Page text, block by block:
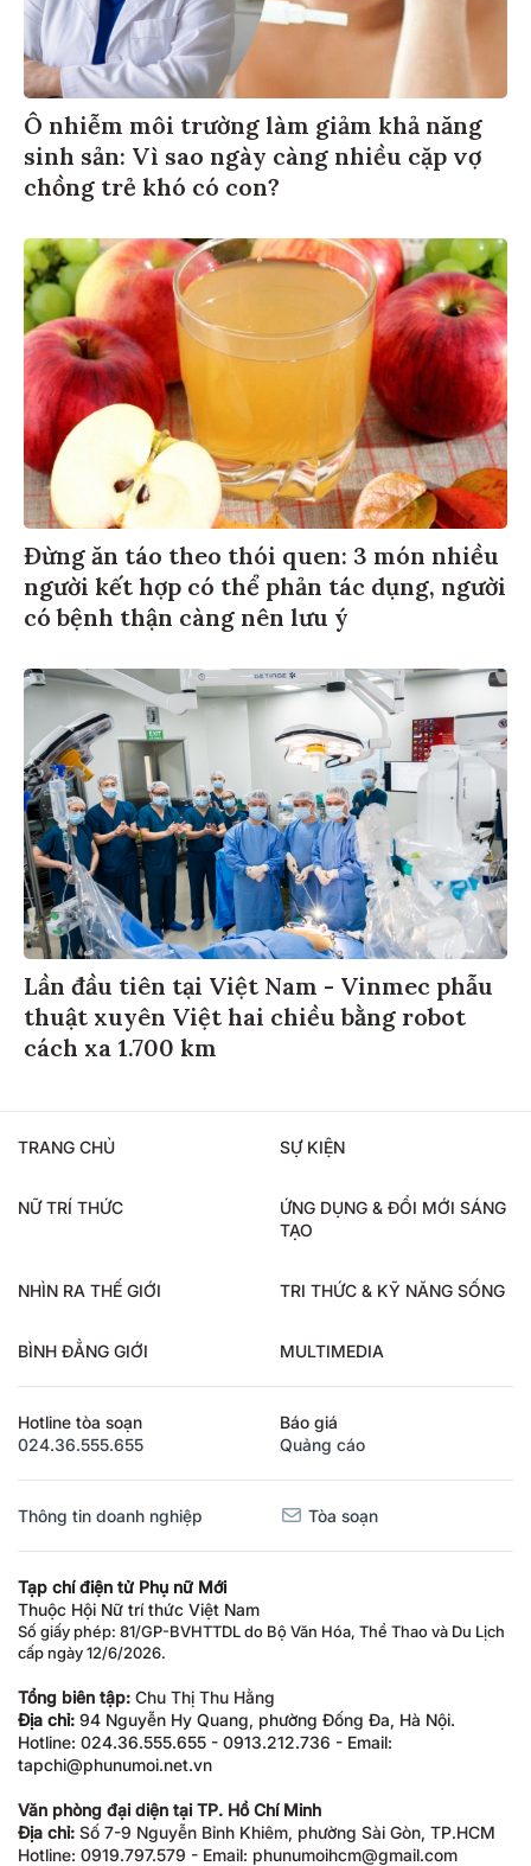
Ô nhiễm môi trường làm giảm khả năng
sinh sản: Vì sao ngày càng nhiều cặp vợ
chồng trẻ khó có con?
Đừng ăn táo theo thói quen: 3 món nhiều
người kết hợp có thể phản tác dụng, người
có bệnh thận càng nên lưu ý
Lần đầu tiên tại Việt Nam - Vinmec phẫu
thuật xuyên Việt hai chiều bằng robot
cách xa 1.700 km
TRANG CHỦ SỰ KIỆN
NỮ TRÍ THỨC
ỨNG DỤNG & ĐỔI MỚI SÁNG
TẠO
NHÌN RA THẾ GIỚI TRI THỨC & KỸ NĂNG SỐNG
BÌNH ĐẲNG GIỚI MULTIMEDIA
Hotline tòa soạn
024.36.555.655
Báo giá
Quảng cáo
Thông tin doanh nghiệp Tòa soạn
Tạp chí điện tử Phụ nữ Mới
Thuộc Hội Nữ trí thức Việt Nam
Số giấy phép: 81/GP-BVHTTDL do Bộ Văn Hóa, Thể Thao và Du Lịch
cấp ngày 12/6/2026.
Tổng biên tập: Chu Thị Thu Hằng
Địa chỉ: 94 Nguyễn Hy Quang, phường Đống Đa, Hà Nội.
Hotline: 024.36.555.655 - 0913.212.736 - Email:
tapchi@phunumoi.net.vn
Văn phòng đại diện tại TP. Hồ Chí Minh
Địa chỉ: Số 7-9 Nguyễn Bỉnh Khiêm, phường Sài Gòn, TP.HCM
Hotline: 0919.797.579 - Email: phunumoihcm@gmail.com